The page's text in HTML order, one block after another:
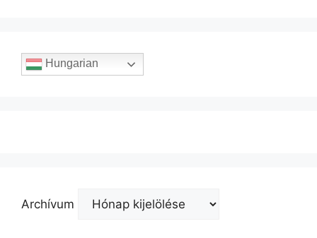
Hungarian
Archívum